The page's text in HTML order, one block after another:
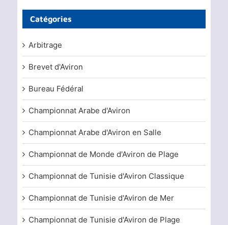
Catégories
Arbitrage
Brevet d'Aviron
Bureau Fédéral
Championnat Arabe d'Aviron
Championnat Arabe d'Aviron en Salle
Championnat de Monde d'Aviron de Plage
Championnat de Tunisie d'Aviron Classique
Championnat de Tunisie d'Aviron de Mer
Championnat de Tunisie d'Aviron de Plage